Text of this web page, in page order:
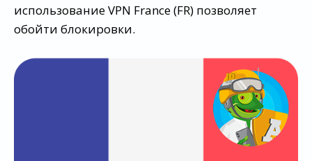
использование VPN France (FR) позволяет
обойти блокировки.